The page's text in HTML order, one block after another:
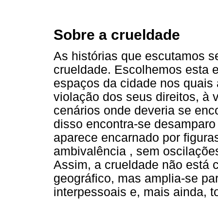
Sobre a crueldade
As histórias que escutamos
crueldade. Escolhemos esta
espaços da cidade nos
violação dos seus direitos, à
cenários onde deveria se
disso encontra-se
aparece encarnado por
ambivalência , sem
Assim, a crueldade não está
geográfico, mas amplia-se
interpessoais e, mais ainda,